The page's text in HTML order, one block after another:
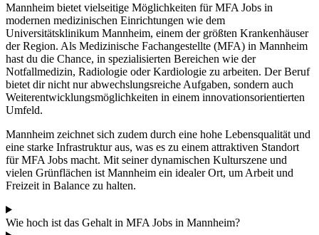
Mannheim bietet vielseitige Möglichkeiten für MFA Jobs in
modernen medizinischen Einrichtungen wie dem
Universitätsklinikum Mannheim, einem der größten Krankenhäuser
der Region. Als Medizinische Fachangestellte (MFA) in Mannheim
hast du die Chance, in spezialisierten Bereichen wie der
Notfallmedizin, Radiologie oder Kardiologie zu arbeiten. Der Beruf
bietet dir nicht nur abwechslungsreiche Aufgaben, sondern auch
Weiterentwicklungsmöglichkeiten in einem innovationsorientierten
Umfeld.
Mannheim zeichnet sich zudem durch eine hohe Lebensqualität und
eine starke Infrastruktur aus, was es zu einem attraktiven Standort
für MFA Jobs macht. Mit seiner dynamischen Kulturszene und
vielen Grünflächen ist Mannheim ein idealer Ort, um Arbeit und
Freizeit in Balance zu halten.
Wie hoch ist das Gehalt in MFA Jobs in Mannheim?